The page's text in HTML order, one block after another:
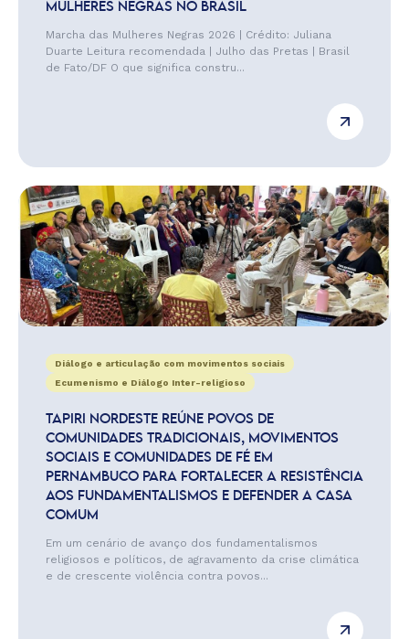
MULHERES NEGRAS NO BRASIL
Marcha das Mulheres Negras 2026 | Crédito: Juliana
Duarte Leitura recomendada | Julho das Pretas | Brasil
de Fato/DF O que significa constru...
Diálogo e articulação com movimentos sociais
Ecumenismo e Diálogo Inter-religioso
TAPIRI NORDESTE REÚNE POVOS DE
COMUNIDADES TRADICIONAIS, MOVIMENTOS
SOCIAIS E COMUNIDADES DE FÉ EM
PERNAMBUCO PARA FORTALECER A RESISTÊNCIA
AOS FUNDAMENTALISMOS E DEFENDER A CASA
COMUM
Em um cenário de avanço dos fundamentalismos
religiosos e políticos, de agravamento da crise climática
e de crescente violência contra povos...